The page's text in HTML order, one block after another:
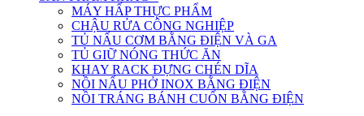
MÁY HẤP THỰC PHẨM
CHẬU RỬA CÔNG NGHIỆP
TỦ NẤU CƠM BẰNG ĐIỆN VÀ GA
TỦ GIỮ NÓNG THỨC ĂN
KHAY RACK ĐỰNG CHÉN DĨA
NỒI NẤU PHỞ INOX BẰNG ĐIỆN
NỒI TRÁNG BÁNH CUỐN BẰNG ĐIỆN